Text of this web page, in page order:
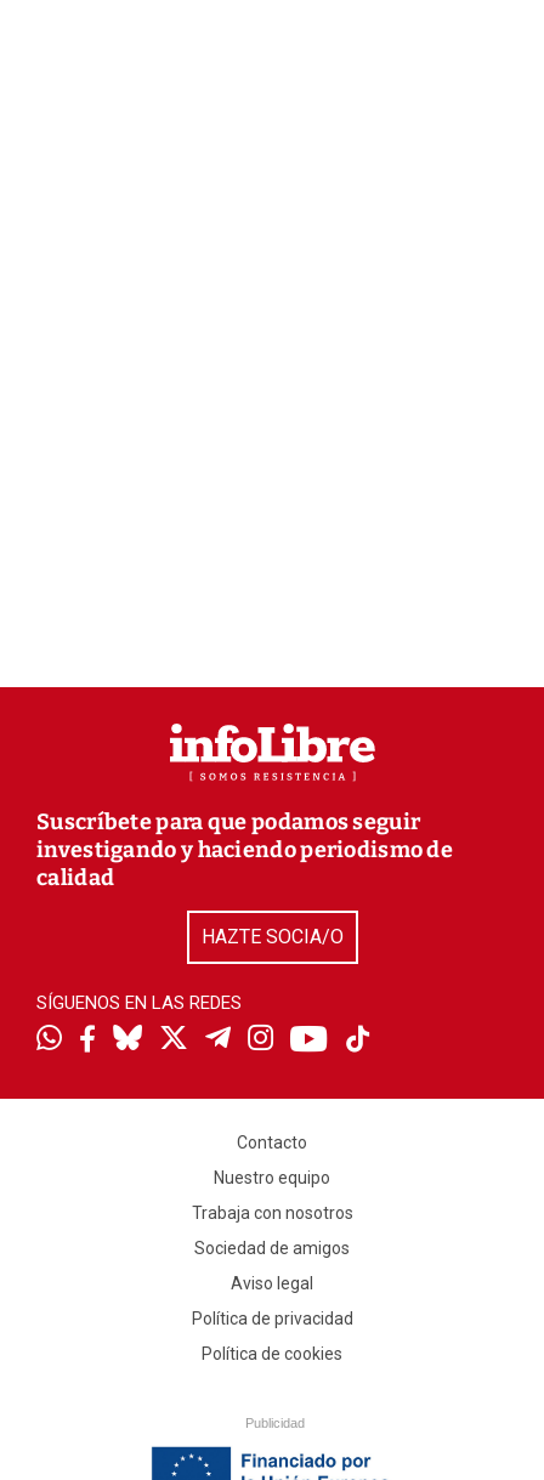
Suscríbete para que podamos seguir
investigando y haciendo periodismo de
calidad
HAZTE SOCIA/O
SÍGUENOS EN LAS REDES
Contacto
Nuestro equipo
Trabaja con nosotros
Sociedad de amigos
Aviso legal
Política de privacidad
Política de cookies
Publicidad